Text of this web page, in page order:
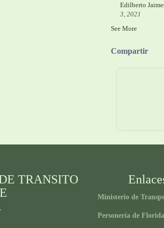
Edilberto
3, 2021
See More
Compartir
TRANSITO
Ministerio de
Personería de